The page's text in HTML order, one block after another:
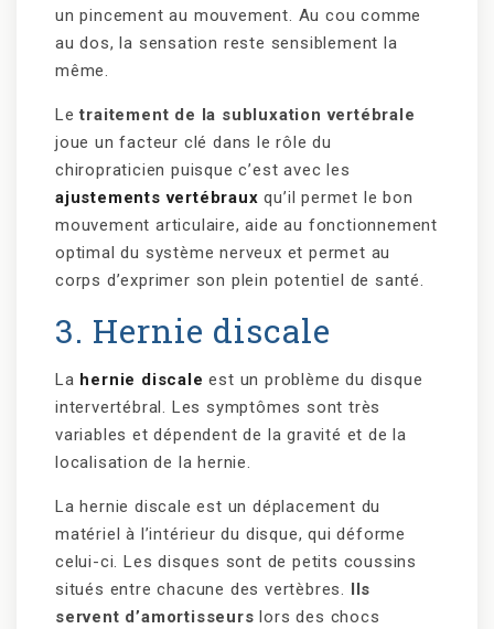
un pincement au mouvement. Au cou comme
au dos, la sensation reste sensiblement la
même.
Letraitement de la subluxation vertébrale
joue un facteur clé dans le rôle du
chiropraticien puisque c’est avec les
ajustements vertébraux qu’il permet le bon
mouvement articulaire, aide au fonctionnement
optimal du système nerveux et permet au
corps d’exprimer son plein potentiel de santé.
3. Hernie discale
La hernie discale est un problème du disque
intervertébral. Les symptômes sont très
variables et dépendent de la gravité et de la
localisation de la hernie.
La hernie discale est un déplacement du
matériel à l’intérieur du disque, qui déforme
celui-ci. Les disques sont de petits coussins
situés entre chacune des vertèbres.
Ils
servent d’amortisseurs lors des chocs